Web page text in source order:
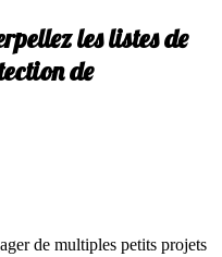
les listes de
de
de multiples petits projets